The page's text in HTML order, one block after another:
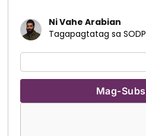
Ni Vahe Arabian
Tagapagtatag sa SODP